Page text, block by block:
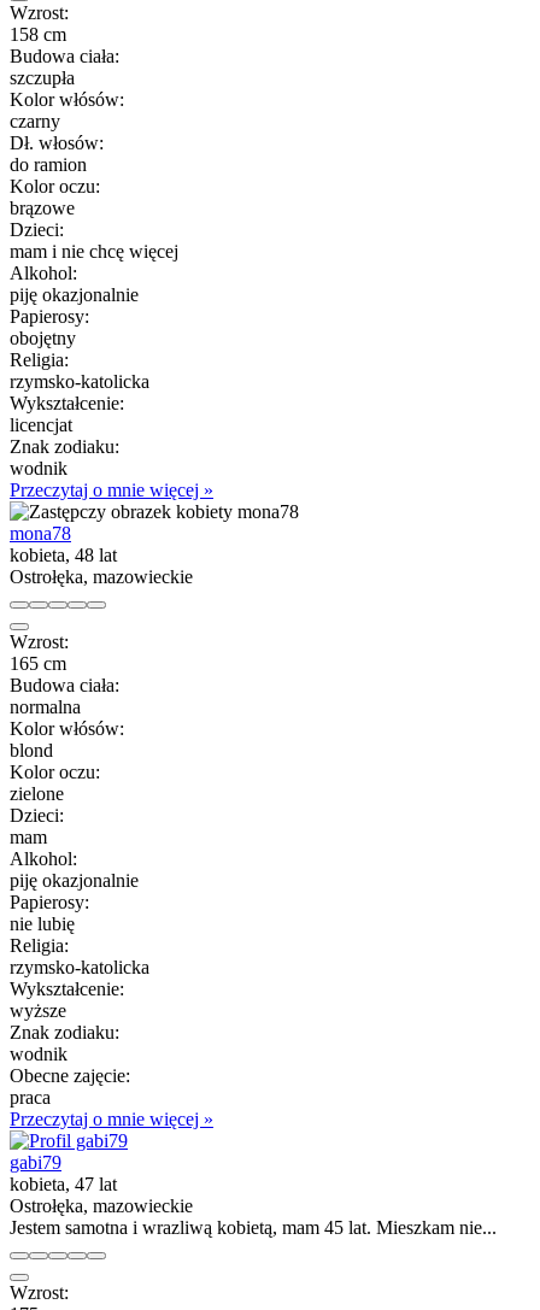
Wzrost:
158 cm
Budowa ciała:
szczupła
Kolor włósów:
czarny
Dł. włosów:
do ramion
Kolor oczu:
brązowe
Dzieci:
mam i nie chcę więcej
Alkohol:
piję okazjonalnie
Papierosy:
obojętny
Religia:
rzymsko-katolicka
Wykształcenie:
licencjat
Znak zodiaku:
wodnik
Przeczytaj o mnie więcej »
mona78
kobieta, 48 lat
Ostrołęka, mazowieckie
Wzrost:
165 cm
Budowa ciała:
normalna
Kolor włósów:
blond
Kolor oczu:
zielone
Dzieci:
mam
Alkohol:
piję okazjonalnie
Papierosy:
nie lubię
Religia:
rzymsko-katolicka
Wykształcenie:
wyższe
Znak zodiaku:
wodnik
Obecne zajęcie:
praca
Przeczytaj o mnie więcej »
gabi79
kobieta, 47 lat
Ostrołęka, mazowieckie
Jestem samotna i wrazliwą kobietą, mam 45 lat. Mieszkam nie...
Wzrost: